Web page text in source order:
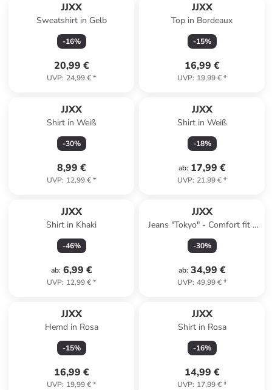
JJXX
Sweatshirt in Gelb
-16%
20,99 €
UVP: 24,99 €*
JJXX
Top in Bordeaux
-15%
16,99 €
UVP: 19,99 €*
JJXX
Shirt in Weiß
-30%
8,99 €
UVP: 12,99 €*
JJXX
Shirt in Weiß
-18%
ab: 17,99 €
UVP: 21,99 €*
JJXX
Shirt in Khaki
-46%
ab: 6,99 €
UVP: 12,99 €*
JJXX
Jeans "Tokyo" - Comfort fit -
in Hellblau
-30%
ab: 34,99 €
UVP: 49,99 €*
JJXX
Hemd in Rosa
-15%
16,99 €
UVP: 19,99 €*
JJXX
Shirt in Rosa
-16%
14,99 €
UVP: 17,99 €*